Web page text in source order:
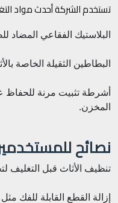
تستخدم الشركة أحدث مواد
البلاستيك الفقاعي المضاد
البطاطين الثقيلة الخاصة
أشرطة تثبيت مرنة للحفاظ
المخزن.
نصائح
تنظيف الأثاث قبل التغليف
إزالة القطع القابلة للفك